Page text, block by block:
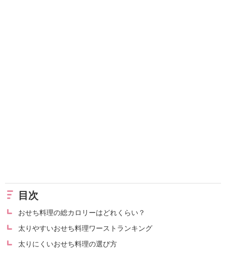
目次
おせち料理の総カロリーはどれくらい？
太りやすいおせち料理ワーストランキング
太りにくいおせち料理の選び方